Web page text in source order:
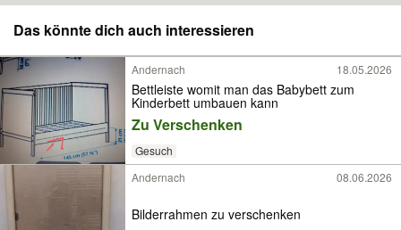
Das könnte dich auch interessieren
Andernach 18.05.2026
Bettleiste womit man das Babybett zum
Kinderbett umbauen kann
Zu Verschenken
Gesuch
Andernach 08.06.2026
Bilderrahmen zu verschenken